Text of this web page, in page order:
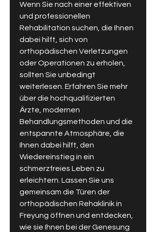
Wenn Sie nach einer effektiven
und professionellen
Rehabilitation suchen, die Ihnen
dabei hilft, sich von
orthopädischen Verletzungen
oder Operationen zu erholen,
sollten Sie unbedingt
weiterlesen. Erfahren Sie mehr
über die hochqualifizierten
Ärzte, modernen
Behandlungsmethoden und die
entspannte Atmosphäre, die
Ihnen dabei hilft, den
Wiedereinstieg in ein
schmerzfreies Leben zu
erleichtern. Lassen Sie uns
gemeinsam die Türen der
orthopädischen Rehaklinik in
Freyung öffnen und entdecken,
wie sie Ihnen bei der Genesung